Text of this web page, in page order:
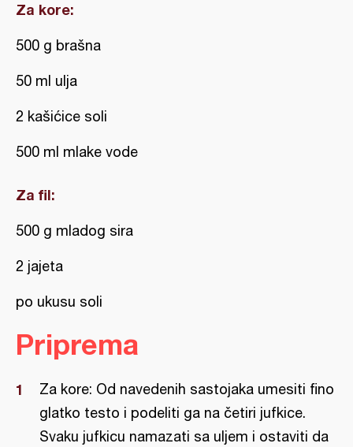
Za kore:
500 g brašna
50 ml ulja
2 kašićice soli
500 ml mlake vode
Za fil:
500 g mladog sira
2 jajeta
po ukusu soli
Priprema
Za kore: Od navedenih sastojaka umesiti fino
glatko testo i podeliti ga na četiri jufkice.
Svaku jufkicu namazati sa uljem i ostaviti da